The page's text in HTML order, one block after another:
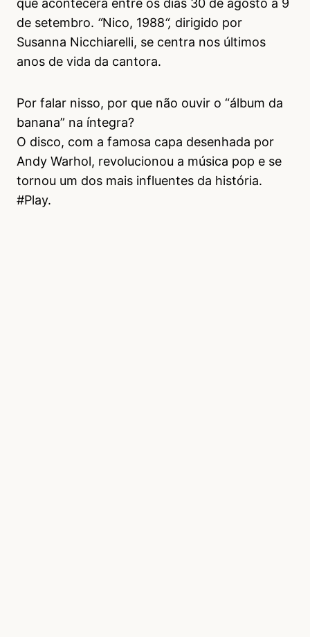
que acontecerá entre os dias 30 de agosto a 9
de setembro. “Nico, 1988“, dirigido por
Susanna Nicchiarelli, se centra nos últimos
anos de vida da cantora.
Por falar nisso, por que não ouvir o “álbum da
banana” na íntegra?
O disco, com a famosa capa desenhada por
Andy Warhol, revolucionou a música pop e se
tornou um dos mais influentes da história.
#Play.